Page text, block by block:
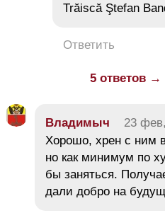
Trăiscă Ştefan
Ответить
5 ответов →
Владимыч 23
Хорошо, хрен с ним
но как минимум по
бы заняться.
дали добро на